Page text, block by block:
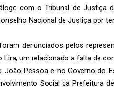
com o Tribunal de Justiça
Nacional de Justiça por
denunciados pelos
Lira, um relacionado a falta de
João Pessoa e no Governo do
Social da Prefeitura